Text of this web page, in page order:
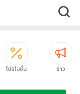
โปรโมชั่น ข่าว